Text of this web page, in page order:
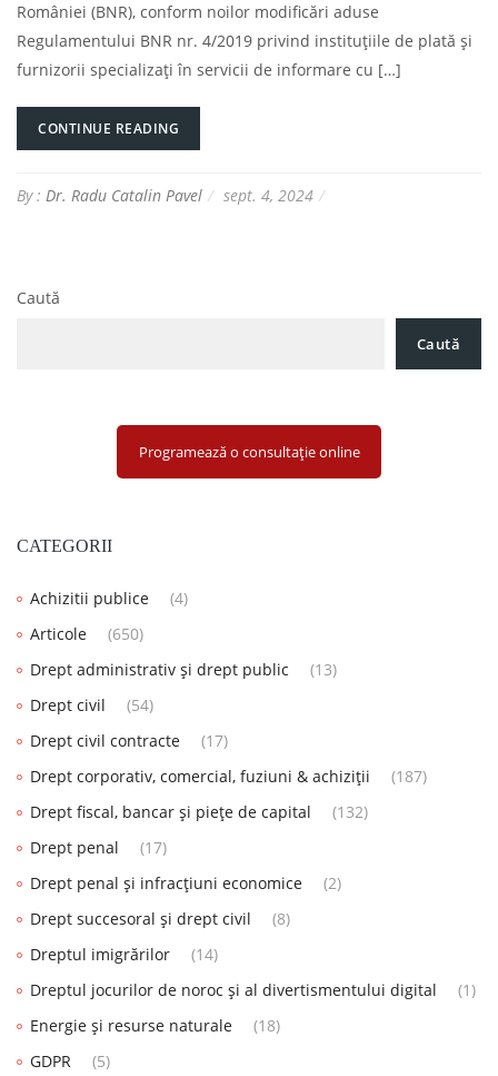
României (BNR), conform noilor modificări aduse
Regulamentului BNR nr. 4/2019 privind instituțiile de plată și
furnizorii specializați în servicii de informare cu […]
CONTINUE READING
By : Dr. Radu Catalin Pavel sept. 4, 2024
Caută
Caută
Programează o consultație online
CATEGORII
Achizitii publice
(4)
Articole
(650)
Drept administrativ și drept public
(13)
Drept civil
(54)
Drept civil contracte
(17)
Drept corporativ, comercial, fuziuni & achiziții
(187)
Drept fiscal, bancar și piețe de capital
(132)
Drept penal
(17)
Drept penal și infracțiuni economice
(2)
Drept succesoral și drept civil
(8)
Dreptul imigrărilor
(14)
Dreptul jocurilor de noroc și al divertismentului digital
(1)
Energie și resurse naturale
(18)
GDPR
(5)